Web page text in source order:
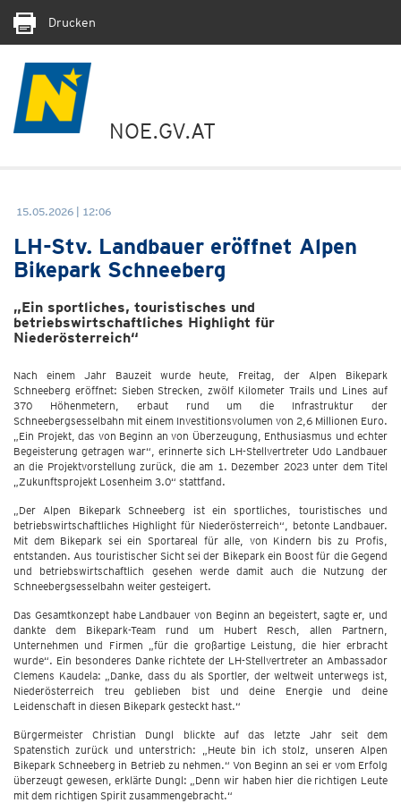
Drucken
NOE.GV.AT
15.05.2026 | 12:06
LH-Stv. Landbauer eröffnet Alpen
Bikepark Schneeberg
„Ein sportliches, touristisches und
betriebswirtschaftliches Highlight für
Niederösterreich“
Nach einem Jahr Bauzeit wurde heute, Freitag, der Alpen Bikepark
Schneeberg eröffnet: Sieben Strecken, zwölf Kilometer Trails und Lines auf
370 Höhenmetern, erbaut rund um die Infrastruktur der
Schneebergsesselbahn mit einem Investitionsvolumen von 2,6 Millionen Euro.
„Ein Projekt, das von Beginn an von Überzeugung, Enthusiasmus und echter
Begeisterung getragen war“, erinnerte sich LH-Stellvertreter Udo Landbauer
an die Projektvorstellung zurück, die am 1. Dezember 2023 unter dem Titel
„Zukunftsprojekt Losenheim 3.0“ stattfand.
„Der Alpen Bikepark Schneeberg ist ein sportliches, touristisches und
betriebswirtschaftliches Highlight für Niederösterreich“, betonte Landbauer.
Mit dem Bikepark sei ein Sportareal für alle, von Kindern bis zu Profis,
entstanden. Aus touristischer Sicht sei der Bikepark ein Boost für die Gegend
und betriebswirtschaftlich gesehen werde damit auch die Nutzung der
Schneebergsesselbahn weiter gesteigert.
Das Gesamtkonzept habe Landbauer von Beginn an begeistert, sagte er, und
dankte dem Bikepark-Team rund um Hubert Resch, allen Partnern,
Unternehmen und Firmen „für die großartige Leistung, die hier erbracht
wurde“. Ein besonderes Danke richtete der LH-Stellvertreter an Ambassador
Clemens Kaudela: „Danke, dass du als Sportler, der weltweit unterwegs ist,
Niederösterreich treu geblieben bist und deine Energie und deine
Leidenschaft in diesen Bikepark gesteckt hast.“
Bürgermeister Christian Dungl blickte auf das letzte Jahr seit dem
Spatenstich zurück und unterstrich: „Heute bin ich stolz, unseren Alpen
Bikepark Schneeberg in Betrieb zu nehmen.“ Von Beginn an sei er vom Erfolg
überzeugt gewesen, erklärte Dungl: „Denn wir haben hier die richtigen Leute
mit dem richtigen Spirit zusammengebracht.“